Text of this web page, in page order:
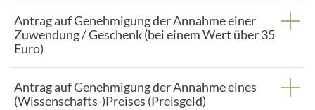
Antrag auf Genehmigung der Annahme einer
Zuwendung / Geschenk (bei einem Wert über 35
Euro)
Antrag auf Genehmigung der Annahme eines
(Wissenschafts-)Preises (Preisgeld)